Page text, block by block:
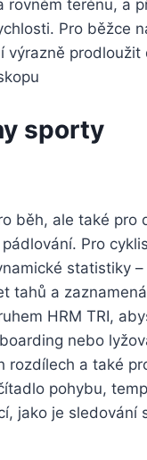
terénu, a
Pro běžce
výrazně
sporty
běh, ale také
Pro
statistiky
tahů a
HRM TRI,
nebo
rozdílech a také
pohybu,
jako je